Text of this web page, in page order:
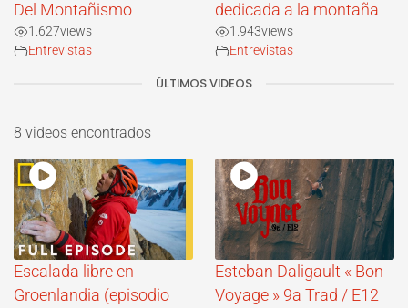
Del Montañismo
1.627views
Entrevistas
dedicada a la montaña
1.943views
Entrevistas
ÚLTIMOS VIDEOS
8 videos encontrados
Escalada libre en
Groenlandia (episodio
Esteban Daligault « Bon
Voyage » 9a Trad / E12